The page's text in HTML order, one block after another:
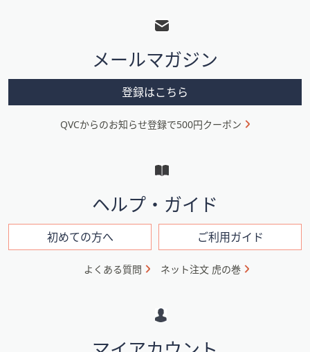
メ
ニ
ン
メールマガジン
登録はこちら
QVCからのお知らせ登録で500円クーポン
ヘルプ・ガイド
初めての方へ ご利用ガイド
よくある質問 ネット注文 虎の巻